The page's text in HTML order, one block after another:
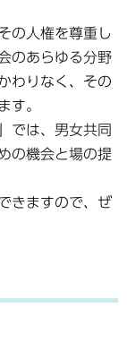
の人権を尊重し
のあらゆる分野
わりなく、その
す。
では、男女共同
の機会と場の提
きますので、ぜ